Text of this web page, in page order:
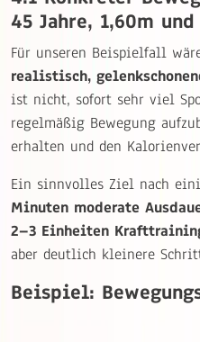
45 Jahre, 1,60m
Für unseren Beispielfall
realistisch,
ist nicht, sofort sehr viel
regelmäßig Bewegung
erhalten und den
Ein sinnvolles Ziel nach
Minuten moderate
2–3 Einheiten
aber deutlich kleinere
Beispiel: